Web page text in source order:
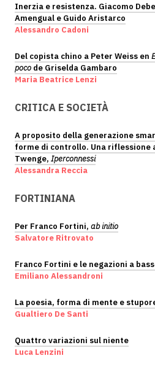
Inerzia e resistenza. Giacomo
Amengual e Guido Aristarco
Alessandro Cadoni
Del copista chino a Peter Weiss en
poco de Griselda Gambaro
Maria Beatrice Lenzi
CRITICA E SOCIETÀ
A proposito della generazione
forme di controllo. Una riflessione
Twenge, Iperconnessi
Alessandra Reccia
FORTINIANA
Per Franco Fortini, ab initio
Salvatore Ritrovato
Franco Fortini e le negazioni a
Emiliano Alessandroni
La poesia, forma di mente e
Gualtiero De Santi
Quattro variazioni sul niente
Luca Lenzini